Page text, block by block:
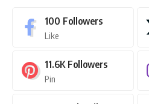
100 Followers
Like
11.6K Followers
Pin